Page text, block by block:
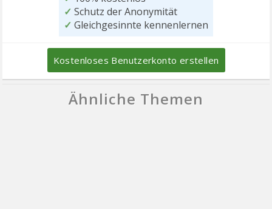
✓ Schutz der Anonymität
✓ Gleichgesinnte kennenlernen
Kostenloses Benutzerkonto erstellen
Ähnliche Themen